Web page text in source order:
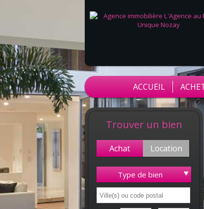
ACCUEIL
Trouver un bien
Achat Location
Type de bien